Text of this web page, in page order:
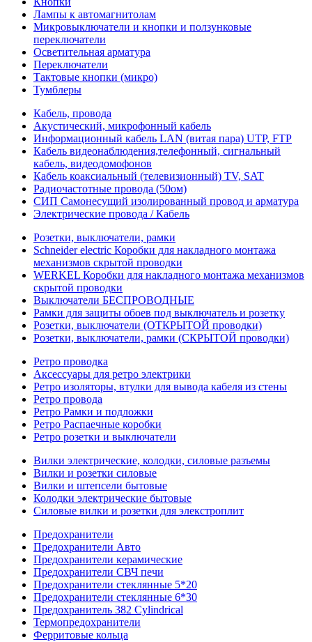
Лампы к автомагнитолам
Микровыключатели и кнопки и ползунковые
переключатели
Осветительная арматура
Переключатели
Тактовые кнопки (микро)
Тумблеры
Кабель, провода
Акустический, микрофонный кабель
Информационный кабель LAN (витая пара) UTP, FTP
Кабель видеонаблюдения,телефонный, сигнальный
кабель, видеодомофонов
Кабель коаксиальный (телевизионный) TV, SAT
Радиочастотные провода (50ом)
СИП Самонесущий изолированный провод и арматура
Электрические провода / Кабель
Розетки, выключатели, рамки
Schneider electric Коробки для накладного монтажа
механизмов скрытой проводки
WERKEL Коробки для накладного монтажа механизмов
скрытой проводки
Выключатели БЕСПРОВОДНЫЕ
Рамки для защиты обоев под выключатель и розетку
Розетки, выключатели (ОТКРЫТОЙ проводки)
Розетки, выключатели, рамки (СКРЫТОЙ проводки)
Ретро проводка
Аксессуары для ретро электрики
Ретро изоляторы, втулки для вывода кабеля из стены
Ретро провода
Ретро Рамки и подложки
Ретро Распаечные коробки
Ретро розетки и выключатели
Вилки электрические, колодки, силовые разъемы
Вилки и розетки силовые
Вилки и штепсели бытовые
Колодки электрические бытовые
Силовые вилки и розетки для элекстроплит
Предохранители
Предохранители Авто
Предохранители керамические
Предохранители СВЧ печи
Предохранители стеклянные 5*20
Предохранители стеклянные 6*30
Предохранитель 382 Cylindrical
Термопредохранители
Ферритовые кольца